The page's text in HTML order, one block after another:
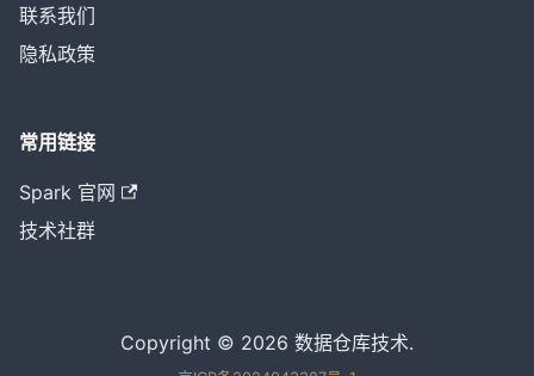
联系我们
隐私政策
常用链接
Spark 官网
技术社群
Copyright © 2026 数据仓库技术.